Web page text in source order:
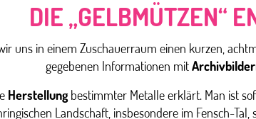
DIE „GELBMÜTZEN“
uns in einem Zuschauerraum einen kurzen,
gegebenen Informationen mit
Herstellungbestimmter Metalle erklärt. Man ist
Landschaft, insbesondere im Fensch-